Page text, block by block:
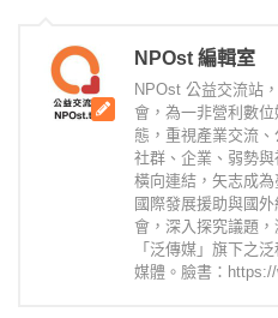
NPOst 編輯室
NPOst 公益交流站
會，為一非營利數
態，重視產業交流
社群、企業、弱勢
橫向連結，矢志成
國際發展援助與國
會，深入探究議題
「泛傳媒」旗下之
媒體。臉書：